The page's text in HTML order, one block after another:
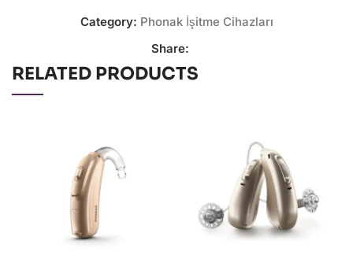
Category: Phonak İşitme Cihazları
Share:
RELATED PRODUCTS